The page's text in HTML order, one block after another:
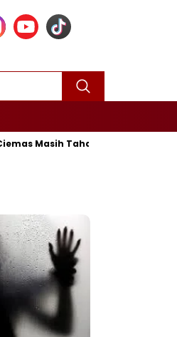
Tahap Penyelidikan